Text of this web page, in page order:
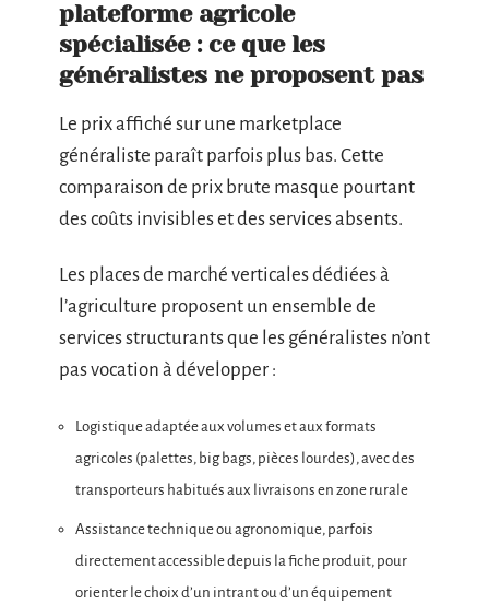
plateforme agricole
spécialisée : ce que les
généralistes ne proposent pas
Le prix affiché sur une marketplace
généraliste paraît parfois plus bas. Cette
comparaison de prix brute masque pourtant
des coûts invisibles et des services absents.
Les places de marché verticales dédiées à
l’agriculture proposent un ensemble de
services structurants que les généralistes n’ont
pas vocation à développer :
Logistique adaptée aux volumes et aux formats
agricoles (palettes, big bags, pièces lourdes), avec des
transporteurs habitués aux livraisons en zone rurale
Assistance technique ou agronomique, parfois
directement accessible depuis la fiche produit, pour
orienter le choix d’un intrant ou d’un équipement